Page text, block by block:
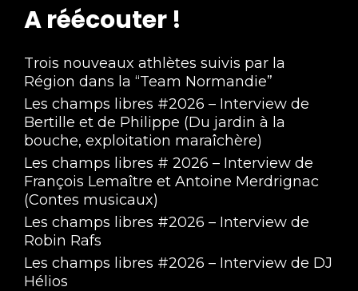
A réécouter !
Trois nouveaux athlètes suivis par la
Région dans la “Team Normandie”
Les champs libres #2026 – Interview de
Bertille et de Philippe (Du jardin à la
bouche, exploitation maraîchère)
Les champs libres # 2026 – Interview de
François Lemaître et Antoine Merdrignac
(Contes musicaux)
Les champs libres #2026 – Interview de
Robin Rafs
Les champs libres #2026 – Interview de DJ
Hélios